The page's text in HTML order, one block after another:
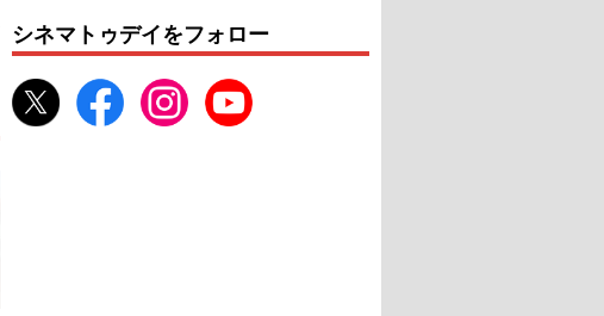
シネマトゥデイをフォロー